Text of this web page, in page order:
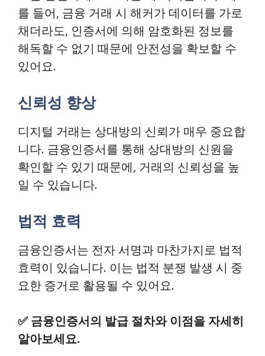
를 들어, 금융 거래 시 해커가 데이터를 가로
채더라도, 인증서에 의해 암호화된 정보를
해독할 수 없기 때문에 안전성을 확보할 수
있어요.
신뢰성 향상
디지털 거래는 상대방의 신뢰가 매우 중요합
니다. 금융인증서를 통해 상대방의 신원을
확인할 수 있기 때문에, 거래의 신뢰성을 높
일 수 있습니다.
법적 효력
금융인증서는 전자 서명과 마찬가지로 법적
효력이 있습니다. 이는 법적 분쟁 발생 시 중
요한 증거로 활용될 수 있어요.
✅ 금융인증서의 발급 절차와 이점을 자세히
알아보세요.